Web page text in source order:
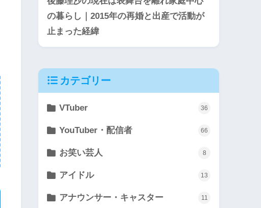
の暮らし｜2015年の再婚と出産で活動が
止まった経緯
カテゴリー
VTuber 36
YouTuber・配信者 66
お笑い芸人 8
アイドル 13
アナウンサー・キャスター 11